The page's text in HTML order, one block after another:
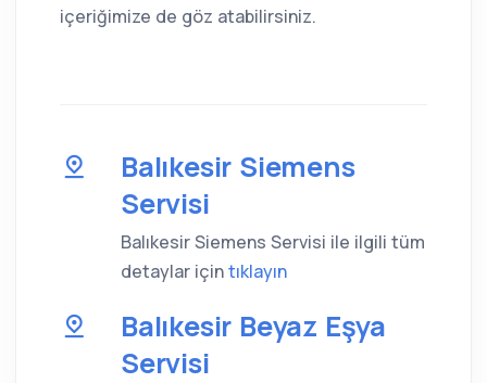
içeriğimize de göz atabilirsiniz.
Balıkesir Siemens
Servisi
Balıkesir Siemens Servisi ile ilgili tüm
detaylar içintıklayın
Balıkesir Beyaz Eşya
Servisi